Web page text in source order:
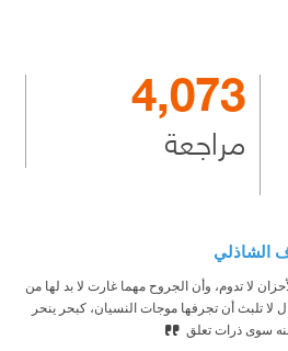
4,073
مراجعة
الشاذلي
لا تدوم، وأن الجروح مهما غارت لا بد لها من
لا تلبث أن تجرفها موجات النسيان، كبحر ينحر
سوى ذرات تعلق